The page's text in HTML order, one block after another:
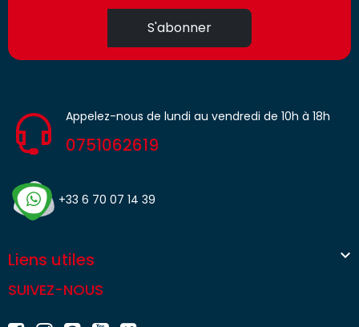
S'abonner
Appelez-nous de lundi au vendredi de 10h à 18h
0751062619
+33 6 70 07 14 39
Liens utiles 
SUIVEZ-NOUS